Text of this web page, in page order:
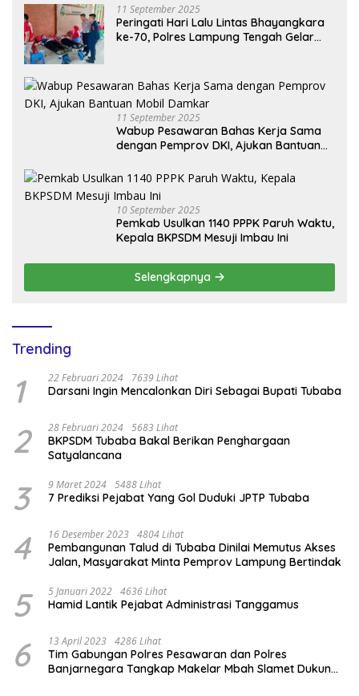
11 September 2025
Peringati Hari Lalu Lintas Bhayangkara
ke-70, Polres Lampung Tengah Gelar
11 September 2025
Wabup Pesawaran Bahas Kerja Sama
dengan Pemprov DKI, Ajukan Bantuan
10 September 2025
Pemkab Usulkan 1140 PPPK Paruh Waktu,
Kepala BKPSDM Mesuji Imbau Ini
Selengkapnya
Trending
1 22 Februari 2024 7639 Lihat
Darsani Ingin Mencalonkan Diri Sebagai Bupati Tubaba
2 28 Februari 2024 5683 Lihat
BKPSDM Tubaba Bakal Berikan Penghargaan
Satyalancana
3 9 Maret 2024 5488 Lihat
7 Prediksi Pejabat Yang Gol Duduki JPTP Tubaba
4 16 Desember 2023 4804 Lihat
Pembangunan Talud di Tubaba Dinilai Memutus Akses
Jalan, Masyarakat Minta Pemprov Lampung Bertindak
5 5 Januari 2022 4636 Lihat
Hamid Lantik Pejabat Administrasi Tanggamus
6 13 April 2023 4286 Lihat
Tim Gabungan Polres Pesawaran dan Polres
Banjarnegara Tangkap Makelar Mbah Slamet Dukun